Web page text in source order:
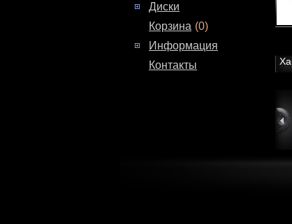
Диски
Корзина (0)
Информация
Контакты